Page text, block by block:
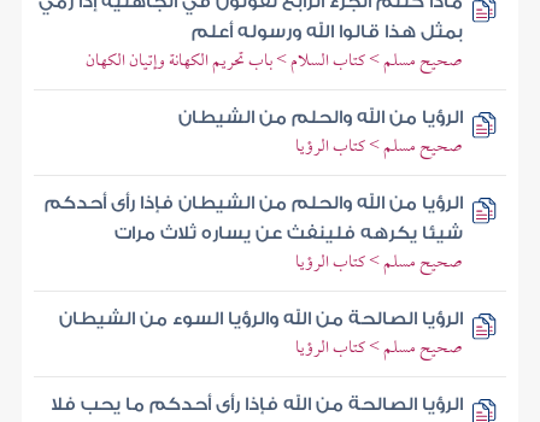
بمثل هذا قالوا الله ورسوله أعلم
صحيح مسلم > كتاب السلام > باب تحريم الكهانة وإتيان الكهان
الرؤيا من الله والحلم من الشيطان
صحيح مسلم > كتاب الرؤيا
الرؤيا من الله والحلم من الشيطان فإذا رأى أحدكم
شيئا يكرهه فلينفث عن يساره ثلاث مرات
صحيح مسلم > كتاب الرؤيا
الرؤيا الصالحة من الله والرؤيا السوء من الشيطان
صحيح مسلم > كتاب الرؤيا
الرؤيا الصالحة من الله فإذا رأى أحدكم ما يحب فلا